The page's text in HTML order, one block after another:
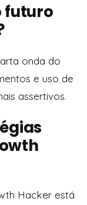
futuro
onda do
e uso de
assertivos.
Hacker está